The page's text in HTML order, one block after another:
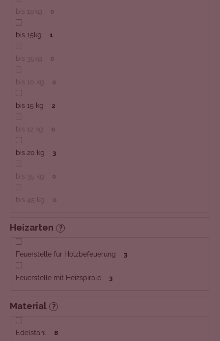
bis 10kg 0
bis 15kg 1
bis 35kg 0
bis 10 kg 0
bis 15 kg 2
bis 12 kg 0
bis 20 kg 3
bis 35 kg 0
bis 45 kg 0
Heizarten ?
Feuerstelle für Holzbefeuerung 3
Feuerstelle mit Heizspirale 3
Material ?
Edelstahl 8